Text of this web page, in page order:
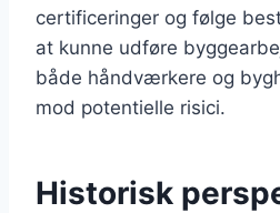
certificeringer og følge
at kunne udføre
både håndværkere og
mod potentielle risici.
Historisk